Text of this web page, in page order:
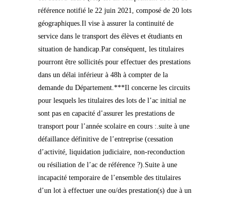
référence notifié le 22 juin 2021, composé de 20 lots
géographiques.Il vise à assurer la continuité de
service dans le transport des élèves et étudiants en
situation de handicap.Par conséquent, les titulaires
pourront être sollicités pour effectuer des prestations
dans un délai inférieur à 48h à compter de la
demande du Département.***Il concerne les circuits
pour lesquels les titulaires des lots de l’ac initial ne
sont pas en capacité d’assurer les prestations de
transport pour l’année scolaire en cours :.suite à une
défaillance définitive de l’entreprise (cessation
d’activité, liquidation judiciaire, non-reconduction
ou résiliation de l’ac de référence ?).Suite à une
incapacité temporaire de l’ensemble des titulaires
d’un lot à effectuer une ou/des prestation(s) due à un